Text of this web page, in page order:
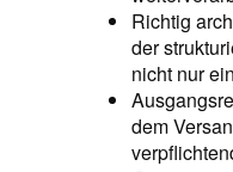
Richtig
der
nicht nur
dem